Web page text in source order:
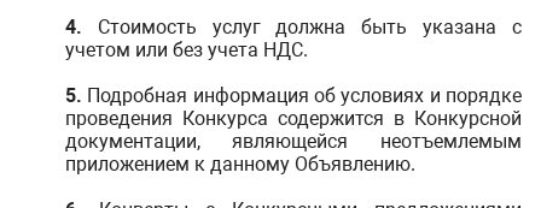
4. Стоимость услуг должна быть указана с
учетом или без учета НДС.
5. Подробная информация об условиях и порядке
проведения Конкурса содержится в Конкурсной
документации, являющейся неотъемлемым
приложением к данному Объявлению.